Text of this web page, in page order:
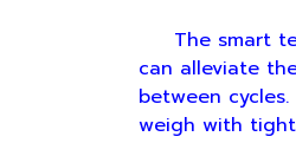
The smart
can alleviate
between
weigh with